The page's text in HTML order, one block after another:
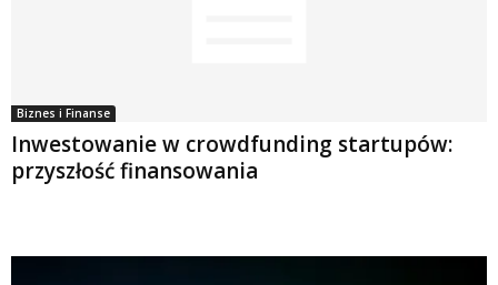
Biznes i Finanse
Inwestowanie w crowdfunding startupów:
przyszłość finansowania